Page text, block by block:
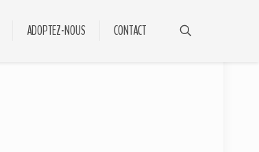
ADOPTEZ-NOUS CONTACT